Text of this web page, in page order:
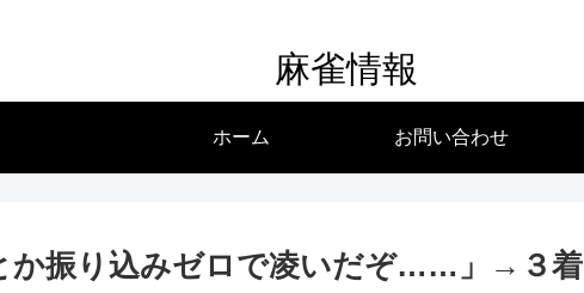
麻雀情報
ホーム お問い合わせ
か振り込みゼロで凌いだぞ……」→３着